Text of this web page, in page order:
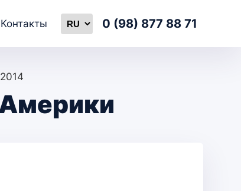
Контакты 0 (98) 877 88 71
2014
Америки